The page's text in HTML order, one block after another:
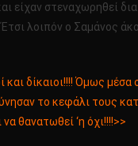
είχαν στεναχωρηθεί
Έτσι λοιπόν ο Σαμάνος
και δίκαιοι!!!! Όμως
το κεφάλι τους
θανατωθεί ‘η όχι!!!!>>